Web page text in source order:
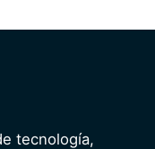
tecnología,